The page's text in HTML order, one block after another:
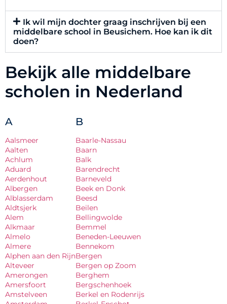
Ik wil mijn dochter graag inschrijven bij een
middelbare school in Beusichem. Hoe kan ik dit
doen?
Bekijk alle middelbare
scholen in Nederland
A
Aalsmeer
Aalten
Achlum
Aduard
Aerdenhout
Albergen
Alblasserdam
Aldtsjerk
Alem
Alkmaar
Almelo
Almere
Alphen aan den Rijn
Alteveer
Amerongen
Amersfoort
Amstelveen
B
Baarle-Nassau
Baarn
Balk
Barendrecht
Barneveld
Beek en Donk
Beesd
Beilen
Bellingwolde
Bemmel
Beneden-Leeuwen
Bennekom
Bergen
Bergen op Zoom
Berghem
Bergschenhoek
Berkel en Rodenrijs